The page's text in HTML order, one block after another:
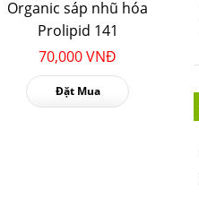
Organic sáp nhũ hóa
Prolipid 141
70,000 VNĐ
Đặt Mua